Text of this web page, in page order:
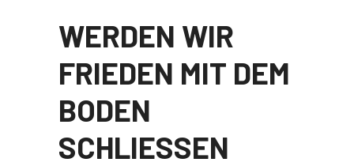
WERDEN WIR
FRIEDEN MIT DEM
BODEN
SCHLIESSEN